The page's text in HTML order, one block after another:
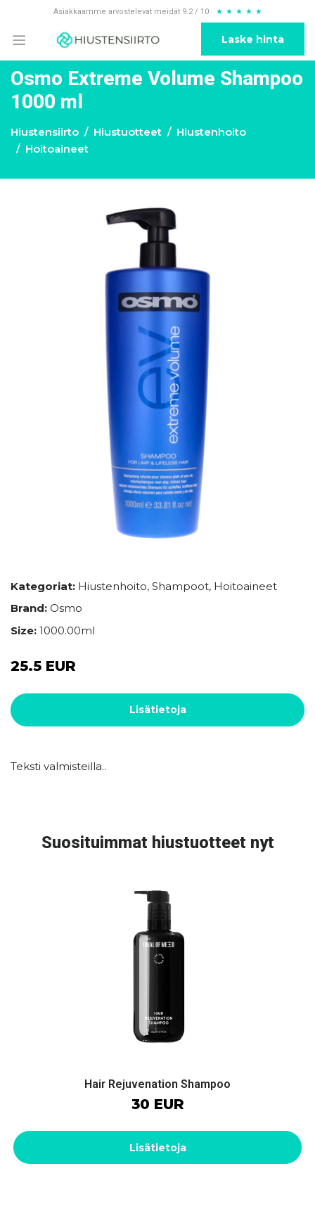
Asiakkaamme arvostelevat meidät 9.2 / 10 ★ ★ ★ ★ ★
Laske hinta
Osmo Extreme Volume Shampoo
1000 ml
Hiustensiirto Hiustuotteet
Hiustenhoito
Hoitoaineet
Kategoriat: Hiustenhoito, Shampoot, Hoitoaineet
Brand: Osmo
Size: 1000.00ml
25.5 EUR
Lisätietoja
Teksti valmisteilla..
Suosituimmat hiustuotteet nyt
Hair Rejuvenation Shampoo
30 EUR
Lisätietoja